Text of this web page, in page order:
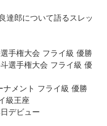
達郎について語るスレッ
手権大会 フライ級 優勝
選手権大会 フライ級 優
メント フライ級 優勝
級王座
デビュー